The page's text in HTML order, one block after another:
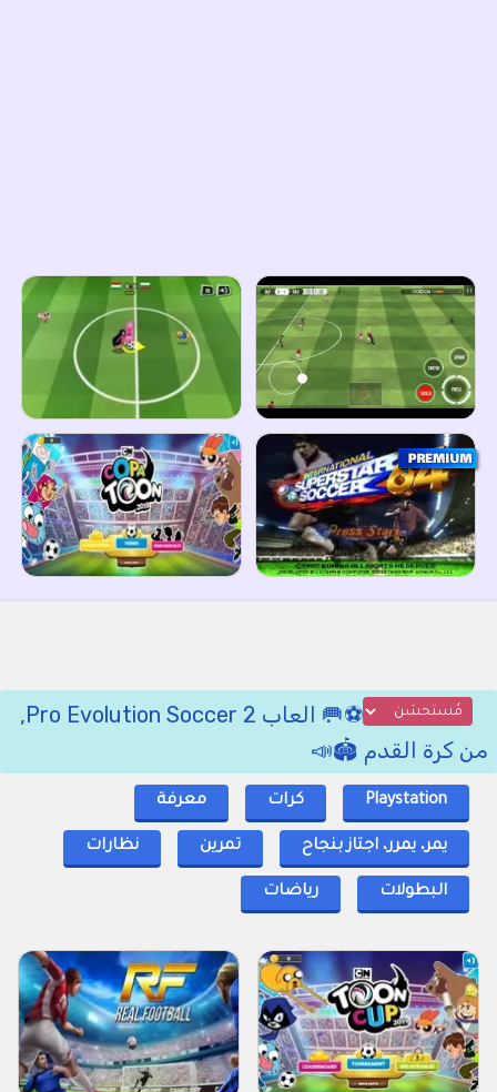
⚽🥅 العاب Pro Evolution Soccer 2,
من كرة القدم 🏟📣
Playstation كرات معرفة
يمر، يمرر، اجتاز بنجاح تمرين نظارات
البطولات رياضات